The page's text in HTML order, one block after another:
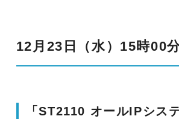
12月23日（水）15時00
「ST2110 オールIPシス